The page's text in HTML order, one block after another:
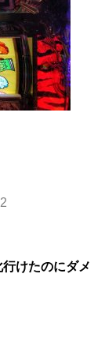
けたのにダメ